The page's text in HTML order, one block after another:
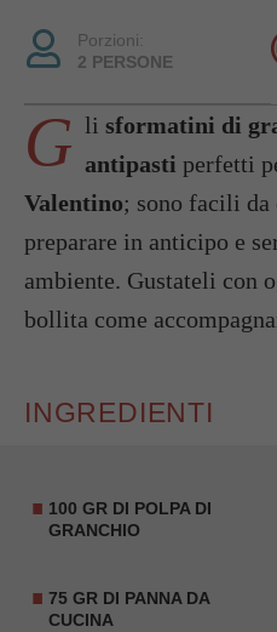
Porzioni:
2 PERSONE
G li sformatini di
antipasti perfetti
Valentino; sono facili da
preparare in anticipo e
ambiente. Gustateli con
bollita come
INGREDIENTI
100 GR DI POLPA DI
GRANCHIO
75 GR DI PANNA DA
CUCINA